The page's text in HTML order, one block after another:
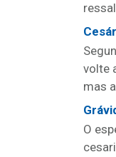
volte
mas
O